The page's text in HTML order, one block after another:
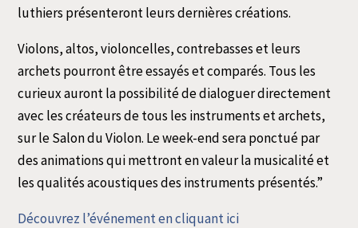
luthiers pré­sen­te­ront leurs der­nières créations.
Violons, altos, vio­lon­celles, contre­basses et leurs
archets pour­ront être essayés et com­pa­rés. Tous les
curieux auront la pos­si­bi­li­té de dia­lo­guer direc­te­ment
avec les créa­teurs de tous les ins­tru­ments et archets,
sur le Salon du Violon. Le week-end sera ponc­tué par
des ani­ma­tions qui met­tront en valeur la musi­ca­li­té et
les qua­li­tés acous­tiques des ins­tru­ments présentés.”
Découvrez l’é­vé­ne­ment en cli­quant ici